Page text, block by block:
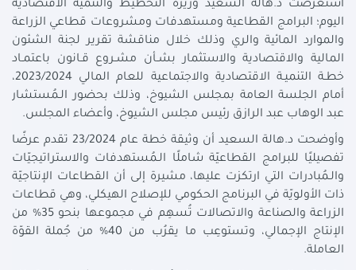
استعرضت د.هالة السعيد وزيرة التخطيط والتنمية الاقتصادية
اليوم؛ البرامج القطاعية ومستهدفات ومشروعات قطاعي الزراعة
والموارد المائية والري وذلك خلال مناقشة تقرير لجنة الشئون
المالية والاقتصادية والاستثمار بشـأن مشـروع قـانون باعتمـاد
خطـة التنميـة الاقتصادية والاجتماعية للعام المالي 2023/2024،
أمام الجلسة العامة بمجلس الشيوخ، وذلك بحضور الـمُستشار
عبد الوهاب عبد الرازق رئيس مجلس الشيوخ، وأعضاء المجلس.
وأوضحت د.هالة السعيد أن وثيقة خطة عام 23/2024 تقدم عرضًا
تفصيليًا للبرامج القطاعيّة شاملًا الـمُستهدفات والاستراتيجيّات
والـمُبادرات التي ارتكزت عليها، مشيرة إلى أن القطاعات الإنتاجيّة
ذات الأولويّة في البرنامج الحكومي للإصلاح الهيكلي، وهي قطاعات
الزراعة والصناعة والاتصالات تُسهِم في مجموعها بنحو 35% من
الإنتاج الإجمالي، وتستوعِب ما يقرُب من 40% من جُملة القوّة
العاملة.